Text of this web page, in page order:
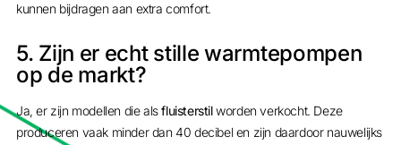
kunnen bijdragen aan extra comfort.
5. Zijn er echt stille warmtepompen
op de markt?
Ja, er zijn modellen die alsfluisterstilworden verkocht. Deze
produceren vaak minder dan 40 decibel en zijn daardoor nauwelijks